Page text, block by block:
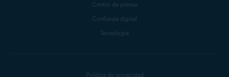
Centro de prensa
Confianza digital
Tecnología
Política de privacidad